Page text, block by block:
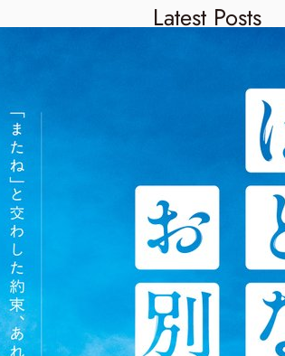
Latest Posts
ー】だぁれ
かさんとア
【レビュ
ー】氷血